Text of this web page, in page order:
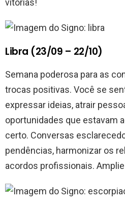
Libra (23/09 – 22/10)
Semana poderosa para as
trocas positivas. Você se
expressar ideias, atrair
oportunidades que estavam
certo. Conversas
pendências, harmonizar os
acordos profissionais.